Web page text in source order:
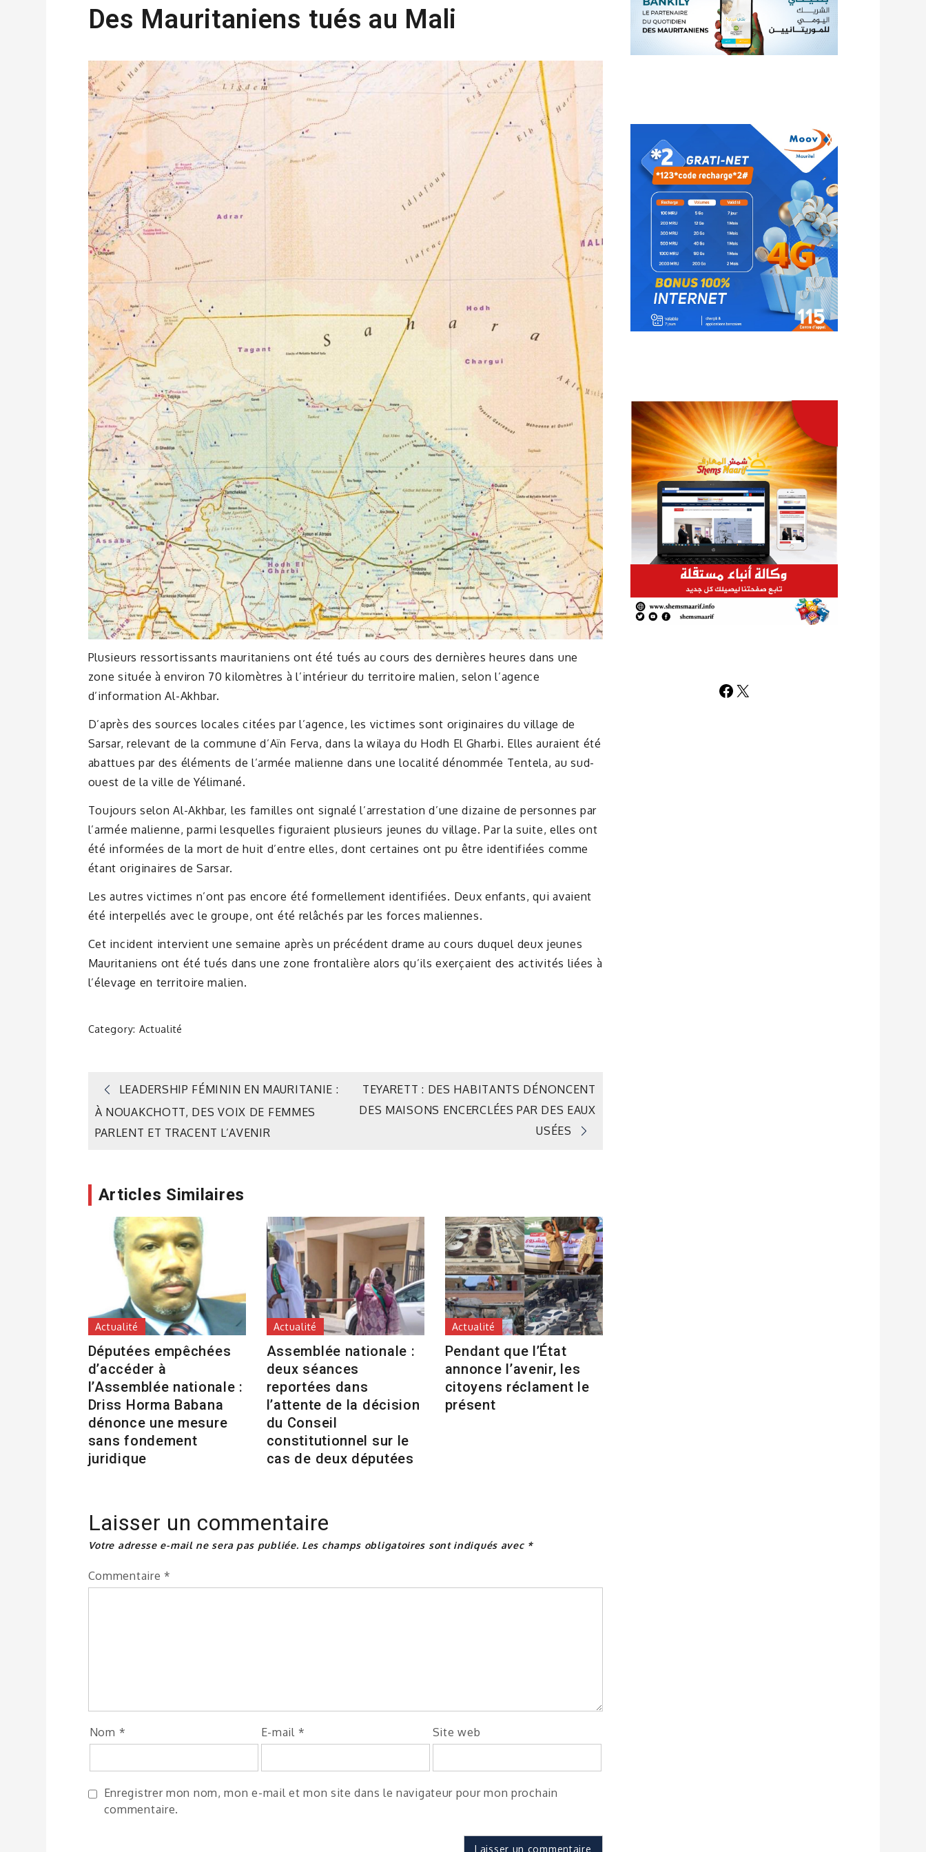
Des Mauritaniens tués au Mali
Plusieurs ressortissants mauritaniens ont été tués au cours des dernières heures dans une
zone située à environ 70 kilomètres à l’intérieur du territoire malien, selon l’agence
d’information Al-Akhbar.
D’après des sources locales citées par l’agence, les victimes sont originaires du village de
Sarsar, relevant de la commune d’Aïn Ferva, dans la wilaya du Hodh El Gharbi. Elles auraient été
abattues par des éléments de l’armée malienne dans une localité dénommée Tentela, au sud-
ouest de la ville de Yélimané.
Toujours selon Al-Akhbar, les familles ont signalé l’arrestation d’une dizaine de personnes par
l’armée malienne, parmi lesquelles figuraient plusieurs jeunes du village. Par la suite, elles ont
été informées de la mort de huit d’entre elles, dont certaines ont pu être identifiées comme
étant originaires de Sarsar.
Les autres victimes n’ont pas encore été formellement identifiées. Deux enfants, qui avaient
été interpellés avec le groupe, ont été relâchés par les forces maliennes.
Cet incident intervient une semaine après un précédent drame au cours duquel deux jeunes
Mauritaniens ont été tués dans une zone frontalière alors qu’ils exerçaient des activités liées à
l’élevage en territoire malien.
Category: Actualité
Navigation
de
LEADERSHIP FÉMININ EN MAURITANIE :
À NOUAKCHOTT, DES VOIX DE FEMMES
PARLENT ET TRACENT L’AVENIR
TEYARETT : DES HABITANTS DÉNONCENT
DES MAISONS ENCERCLÉES PAR DES EAUX
USÉES
Articles Similaires
Actualité
Députées empêchées
d’accéder à
l’Assemblée nationale :
Driss Horma Babana
dénonce une mesure
sans fondement
juridique
Actualité
Assemblée nationale :
deux séances
reportées dans
l’attente de la décision
du Conseil
constitutionnel sur le
cas de deux députées
Actualité
Pendant que l’État
annonce l’avenir, les
citoyens réclament le
présent
Laisser un commentaire
Votre adresse e-mail ne sera pas publiée. Les champs obligatoires sont indiqués avec *
Commentaire *
Nom * E-mail * Site web
Enregistrer mon nom, mon e-mail et mon site dans le navigateur pour mon prochain
commentaire.
Facebook
X